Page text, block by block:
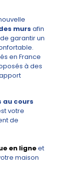
murs afin
garantir un
en France
à des
au cours
votre
de
en ligneet
maison